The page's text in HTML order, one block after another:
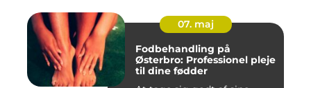
07. maj
Fodbehandling på
Østerbro: Professionel pleje
til dine fødder